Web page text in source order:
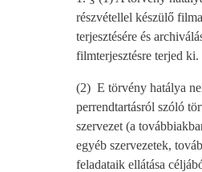
részvétellel készülő
terjesztésére és
filmterjesztésre terjed ki.
(2) E törvény hatálya
perrendtartásról szóló
szervezet (a
egyéb szervezetek,
feladataik ellátása